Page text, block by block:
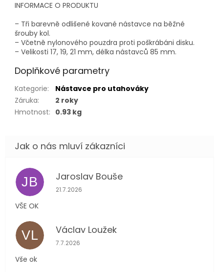
INFORMACE O PRODUKTU
– Tři barevně odlišené kované nástavce na běžné
šrouby kol.
– Včetně nylonového pouzdra proti poškrábáni disku.
– Velikosti 17, 19, 21 mm, délka nástavců 85 mm.
Doplňkové parametry
Kategorie:
Nástavce pro utahováky
Záruka:
2 roky
Hmotnost: 0.93 kg
JB Jaroslav Bouše
Hodnocení obchodu je 5 z 5 hvězdiček.
21.7.2026
VŠE OK
VL Václav Loužek
Hodnocení obchodu je 5 z 5 hvězdiček.
7.7.2026
Vše ok